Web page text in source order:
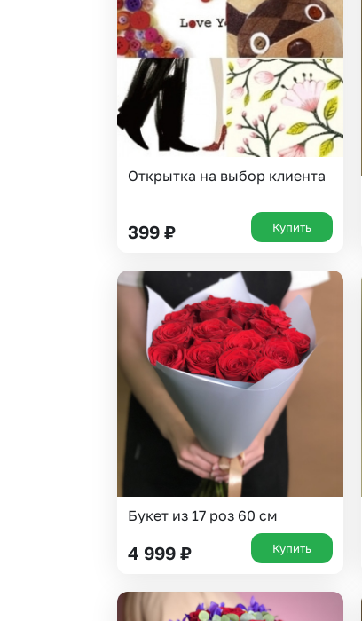
Гипсофила
Гортензии
Ирисы
Каллы
Фрезия
Эустома
Открытка на выбор клиента
399 ₽ Купить
Букет из 17 роз 60 см
4 999 ₽ Купить